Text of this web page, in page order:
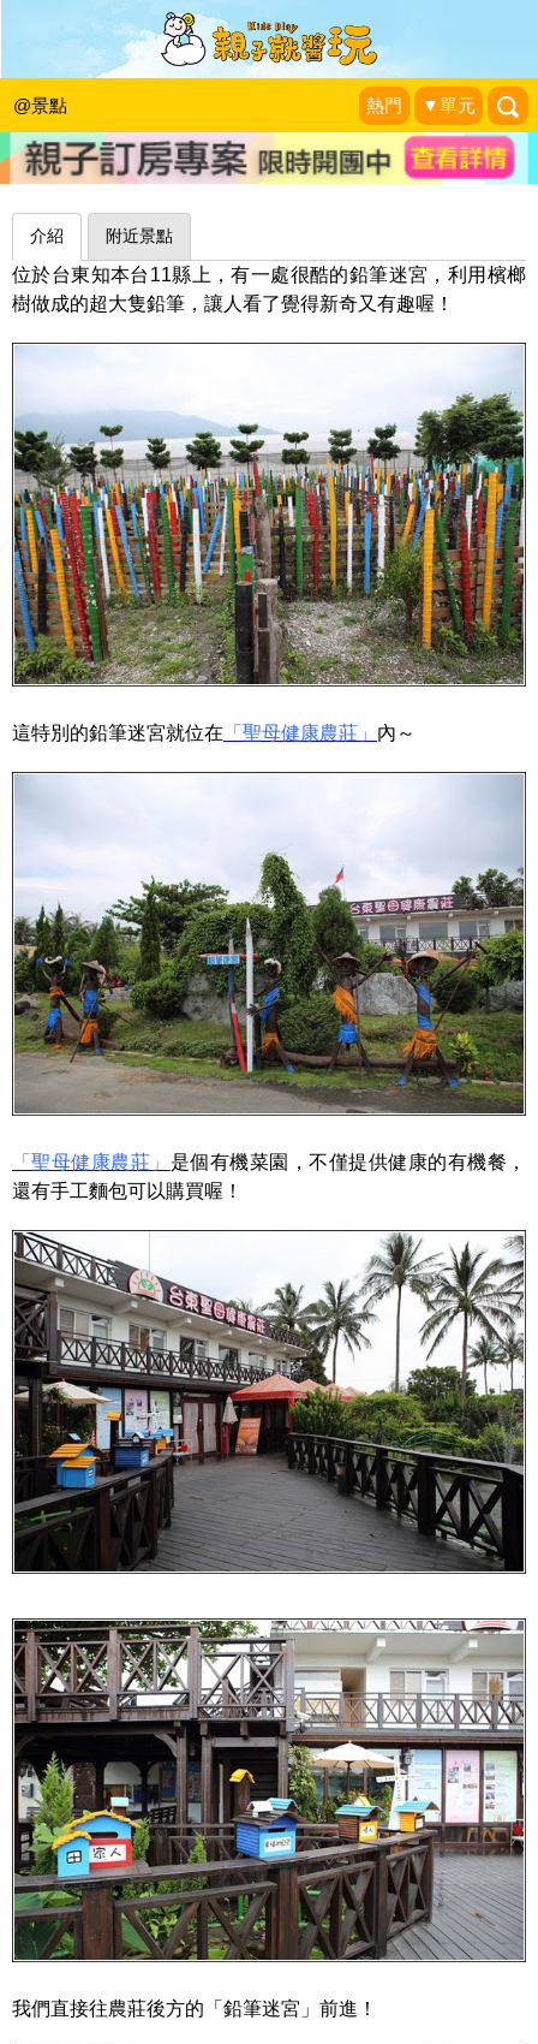
@景點 熱門 ▼單元
帶孩子闖巨大迷宮！挑戰台東大人國鉛
筆迷宮：台東聖母健康農莊
昕滿奕足|2014-06-12
介紹 附近景點
位於台東知本台11縣上，有一處很酷的鉛筆迷宮，利用檳榔
樹做成的超大隻鉛筆，讓人看了覺得新奇又有趣喔！
這特別的鉛筆迷宮就位在 「聖母健康農莊」 內～
「聖母健康農莊」 是個有機菜園，不僅提供健康的有機餐，
還有手工麵包可以購買喔！
我們直接往農莊後方的「鉛筆迷宮」前進！